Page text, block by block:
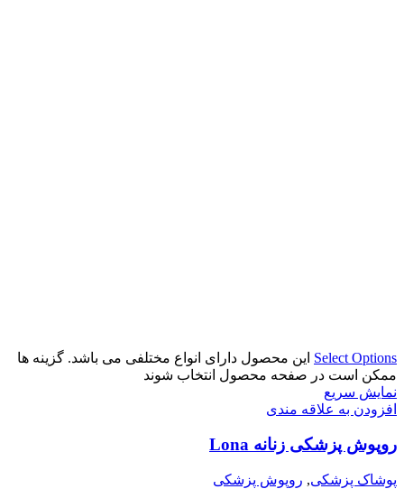
Select Options این محصول دارای انواع مختلفی می باشد. گزینه ها
ممکن است در صفحه محصول انتخاب شوند
نمایش سریع
افزودن به علاقه مندی
روپوش پزشکی زنانه Lona
پوشاک پزشکی, روپوش پزشکی